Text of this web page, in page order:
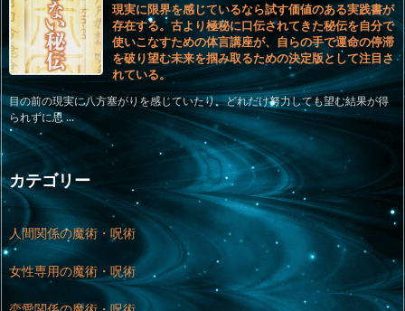
現実に限界を感じているなら試す価値のある実践書が
存在する。古より極秘に口伝されてきた秘伝を自分で
使いこなすための体言講座が、自らの手で運命の停滞
を破り望む未来を掴み取るための決定版として注目さ
れている。
目の前の現実に八方塞がりを感じていたり、どれだけ努力しても望む結果が得
られずに思 ...
カテゴリー
人間関係の魔術・呪術
女性専用の魔術・呪術